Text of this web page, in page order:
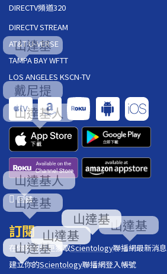
DIRECTV頻道320
DIRECTV STREAM
AT&T U-VERSE
TAMPA BAY WFTT
LOS ANGELES KSCN-TV
回饋
訂閱
在你的收件匣獲取Scientology聯播網最新消息
建立你的Scientology聯播網登入帳號